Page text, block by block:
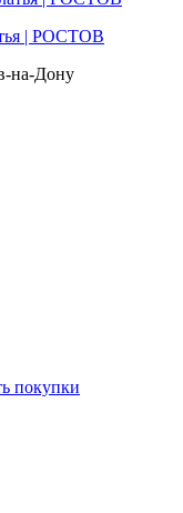
| РОСТОВ
на-Дону
покупки